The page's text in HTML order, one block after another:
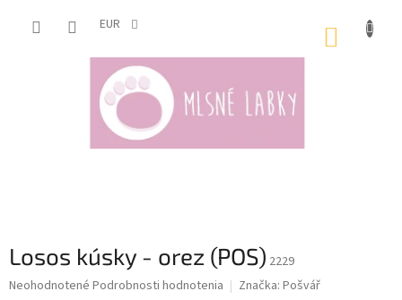
EUR
Losos kúsky - orez (POS) 2229
Priemerné
Neohodnotené Podrobnosti hodnotenia Značka: Pošvář